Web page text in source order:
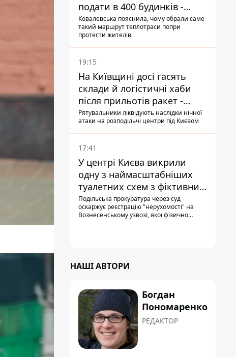
подати в 400 будинків -
депутатка Київради
Ковалевська пояснила, чому обрали саме
такий маршрут теплотраси попри
протести жителів.
19:15
На Київщині досі гасять
склади й логістичні хаби
після прильотів ракет -
ДСНС
Рятувальники ліквідують наслідки нічної
атаки на розподільчі центри під Києвом
17:41
У центрі Києва викрили
одну з наймасштабніших
туалетних схем з фіктивним
будинком
Подільська прокуратура через суд
оскаржує реєстрацію "нерухомості" на
Вознесенському узвозі, якої фізично
НАШІ АВТОРИ
Богдан
Пономаренко
РЕДАКТОР